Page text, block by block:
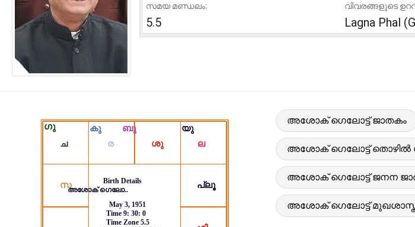
സമയ മണ്ഡലം:
5.5
വിവരങ്ങളുടെ
Lagna Phal
അശോക് ഗെലോട്ട് ജാതകം
അശോക് ഗെലോട്ട് തൊഴിൽ
അശോക് ഗെലോട്ട് ജനന
അശോക് ഗെലോട്ട്